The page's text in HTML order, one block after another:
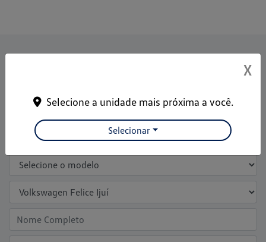
formulário abaixo que entraremos em contato rapidamente
X
Selecione a unidade mais próxima a você.
Selecionar